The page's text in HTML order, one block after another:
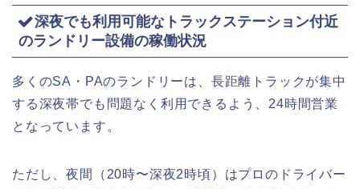
深夜でも利用可能なトラックステーション付近
のランドリー設備の稼働状況
多くのSA・PAのランドリーは、長距離トラックが集中
する深夜帯でも問題なく利用できるよう、24時間営業
となっています。
ただし、夜間（20時〜深夜2時頃）はプロのドライバー